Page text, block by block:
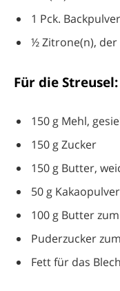
1 Pck. Backpulver
½ Zitrone(n), der
Für die Streusel:
150 g Mehl,
150 g Zucker
150 g Butter,
50 g Kakaopulver
100 g Butter
Puderzucker
Fett für das Blech